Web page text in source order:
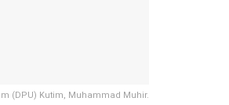
(DPU) Kutim, Muhammad Muhir.